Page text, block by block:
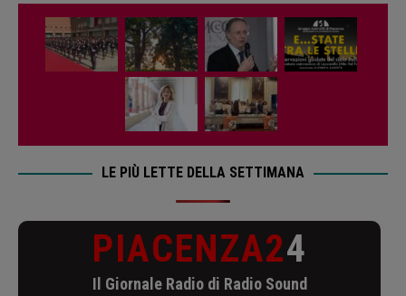
LE PIÙ LETTE DELLA SETTIMANA
PIACENZA24
Il Giornale Radio di Radio Sound